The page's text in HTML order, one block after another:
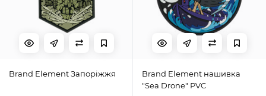
Brand Element Запоріжжя
Brand Element нашивка
"Sea Drone" PVC